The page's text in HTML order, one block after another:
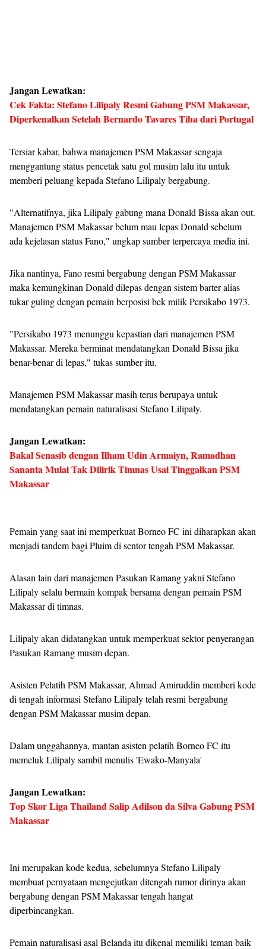
Jangan Lewatkan:
Cek Fakta: Stefano Lilipaly Resmi Gabung PSM Makassar,
Diperkenalkan Setelah Bernardo Tavares Tiba dari Portugal
Tersiar kabar, bahwa manajemen PSM Makassar sengaja
menggantung status pencetak satu gol musim lalu itu untuk
memberi peluang kepada Stefano Lilipaly bergabung.
"Alternatifnya, jika Lilipaly gabung mana Donald Bissa akan out.
Manajemen PSM Makassar belum mau lepas Donald sebelum
ada kejelasan status Fano," ungkap sumber terpercaya media ini.
Jika nantinya, Fano resmi bergabung dengan PSM Makassar
maka kemungkinan Donald dilepas dengan sistem barter alias
tukar guling dengan pemain berposisi bek milik Persikabo 1973.
"Persikabo 1973 menunggu kepastian dari manajemen PSM
Makassar. Mereka berminat mendatangkan Donald Bissa jika
benar-benar di lepas," tukas sumber itu.
Manajemen PSM Makassar masih terus berupaya untuk
mendatangkan pemain naturalisasi Stefano Lilipaly.
Jangan Lewatkan:
Bakal Senasib dengan Ilham Udin Armaiyn, Ramadhan
Sananta Mulai Tak Dilirik Timnas Usai Tinggalkan PSM
Makassar
Pemain yang saat ini memperkuat Borneo FC ini diharapkan akan
menjadi tandem bagi Pluim di sentor tengah PSM Makassar.
Alasan lain dari manajemen Pasukan Ramang yakni Stefano
Lilipaly selalu bermain kompak bersama dengan pemain PSM
Makassar di timnas.
Lilipaly akan didatangkan untuk memperkuat sektor penyerangan
Pasukan Ramang musim depan.
Asisten Pelatih PSM Makassar, Ahmad Amiruddin memberi kode
di tengah informasi Stefano Lilipaly telah resmi bergabung
dengan PSM Makassar musim depan.
Dalam unggahannya, mantan asisten pelatih Borneo FC itu
memeluk Lilipaly sambil menulis 'Ewako-Manyala'
Jangan Lewatkan:
Top Skor Liga Thailand Salip Adilson da Silva Gabung PSM
Makassar
Ini merupakan kode kedua, sebelumnya Stefano Lilipaly
membuat pernyataan mengejutkan ditengah rumor dirinya akan
bergabung dengan PSM Makassar tengah hangat
diperbincangkan.
Pemain naturalisasi asal Belanda itu dikenal memiliki teman baik